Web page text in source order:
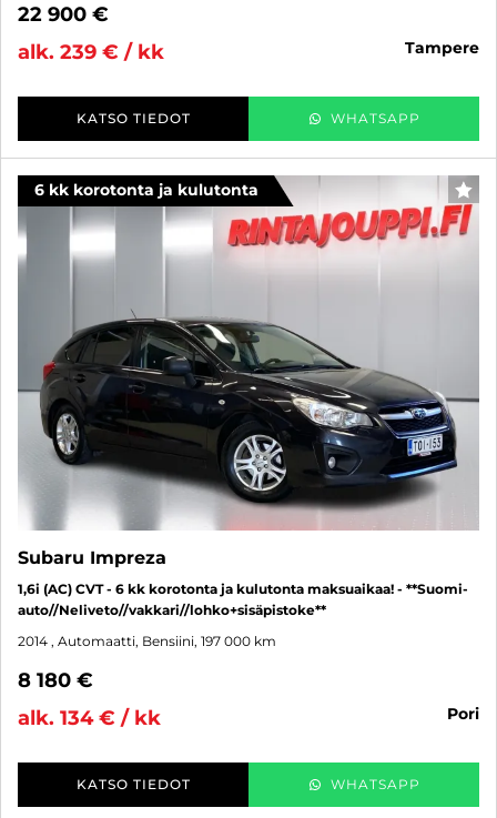
22 900 €
alk. 239 € / kk
tampere
KATSO TIEDOT WHATSAPP
6 kk korotonta ja kulutonta
Subaru Impreza
1,6i (AC) CVT - 6 kk korotonta ja kulutonta maksuaikaa! - **Suomi-
auto//Neliveto//vakkari//lohko+sisäpistoke**
2014 , Automaatti, Bensiini, 197 000 km
8 180 €
alk. 134 € / kk
pori
KATSO TIEDOT WHATSAPP